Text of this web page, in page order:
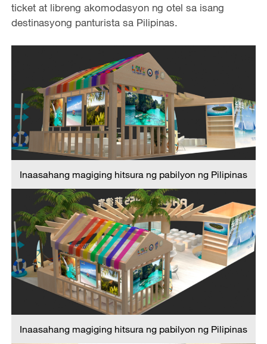
ticket at libreng akomodasyon ng otel sa isang
destinasyong panturista sa Pilipinas.
Inaasahang magiging hitsura ng pabilyon ng Pilipinas
Inaasahang magiging hitsura ng pabilyon ng Pilipinas